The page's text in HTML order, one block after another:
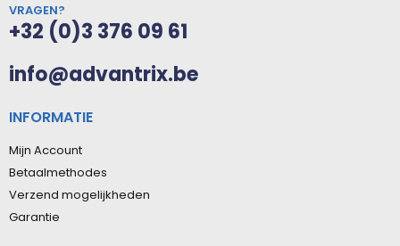
VRAGEN?
+32 (0)3 376 09 61
info@advantrix.be
INFORMATIE
Mijn Account
Betaalmethodes
Verzend mogelijkheden
Garantie